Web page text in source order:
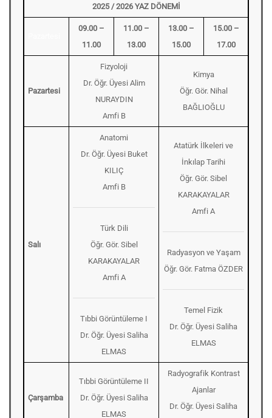
2025 / 2026 YAZ DÖNEMİ
09.00 –
11.00
11.00 –
13.00
13.00 –
15.00
15.00 –
17.00
Pazartesi
Fizyoloji
Dr. Öğr. Üyesi Alim
NURAYDIN
Amfi B
Kimya
Öğr. Gör. Nihal
BAĞLIOĞLU
Salı
Anatomi
Dr. Öğr. Üyesi Buket
KILIÇ
Amfi B
Türk Dili
Öğr. Gör. Sibel
KARAKAYALAR
Amfi A
Tıbbi Görüntüleme I
Dr. Öğr. Üyesi Saliha
ELMAS
Atatürk İlkeleri ve
İnkılap Tarihi
Öğr. Gör. Sibel
KARAKAYALAR
Amfi A
Radyasyon ve Yaşam
Öğr. Gör. Fatma ÖZDER
Temel Fizik
Dr. Öğr. Üyesi Saliha
ELMAS
Çarşamba
Tıbbi Görüntüleme II
Dr. Öğr. Üyesi Saliha
ELMAS
Radyografik Kontrast
Ajanlar
Dr. Öğr. Üyesi Saliha